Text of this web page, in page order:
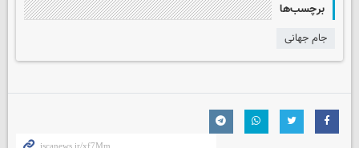
برچسب‌ها
جام جهانی